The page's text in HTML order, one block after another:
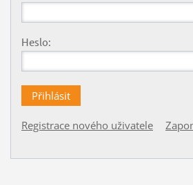
Heslo:
Registrace nového uživatele